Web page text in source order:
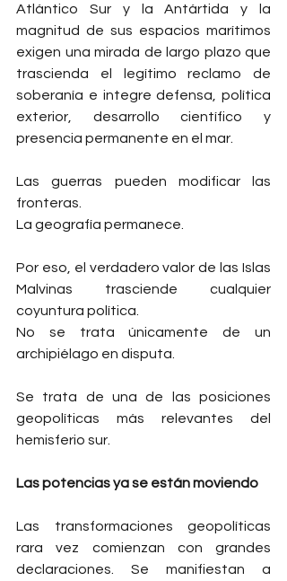
Atlántico Sur y la Antártida y la
magnitud de sus espacios marítimos
exigen una mirada de largo plazo que
trascienda el legítimo reclamo de
soberanía e integre defensa, política
exterior, desarrollo científico y
presencia permanente en el mar.
Las guerras pueden modificar las
fronteras.
La geografía permanece.
Por eso, el verdadero valor de las Islas
Malvinas trasciende cualquier
coyuntura política.
No se trata únicamente de un
archipiélago en disputa.
Se trata de una de las posiciones
geopolíticas más relevantes del
hemisferio sur.
Las potencias ya se están moviendo
Las transformaciones geopolíticas
rara vez comienzan con grandes
declaraciones. Se manifiestan a